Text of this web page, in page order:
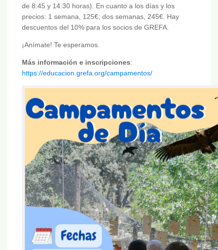
de 8:45 y 14:30 horas). En cuanto a los días y los
precios: 1 semana, 125€; dos semanas, 245€. Hay
descuentos del 10% para los socios de GREFA.
¡Anímate! Te esperamos.
Más información e inscripciones:
https://educacion.grefa.org/campamentos/